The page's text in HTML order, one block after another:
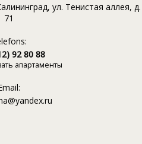
ул. Тенистая аллея, д.
71
92 80 88
апартаменты